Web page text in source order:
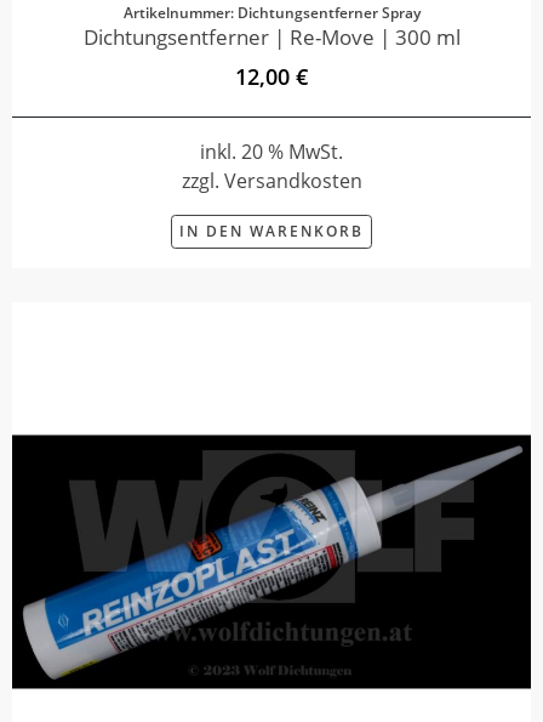
Artikelnummer: Dichtungsentferner Spray
Dichtungsentferner | Re-Move | 300 ml
12,00 €
inkl. 20 % MwSt.
zzgl. Versandkosten
IN DEN WARENKORB